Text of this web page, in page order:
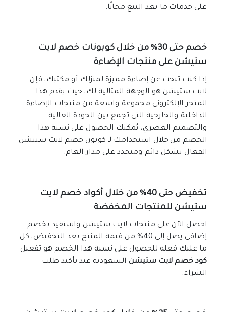
على خدمات ما بعد البيع مجانًا.
خصم حتى 30% من خلال كوبونات خصم لايت
ستيشن على منتجات الإضاءة
إذا كنت تبحث عن إضاءة مميزة لمنزلك أو مكتبك، فإن
لايت ستيشن هو الوجهة المثالية لك، حيث يقدم هذا
المتجر الإلكتروني مجموعة واسعة من منتجات الإضاءة
الداخلية والخارجية التي تجمع بين الجودة العالية
والتصميم العصري، يُمكنك الحصول على نسبة هذا
الخصم من خلال استخدامك لـ كوبون خصم لايت ستيشن
الفعال بشكل دائم ومتجدد على مدار العام.
تخفيض حتى 40% من خلال أكواد خصم لايت
ستيشن للمنتجات المخفضة
احصل الآن على منتجات لايت ستيشن واستفيد بخصم
إضافي يصل إلى 40% من قيمة المنتج بعد التخفيض، كل
ما عليك فعله للحصول على نسبة هذا الخصم هو تفعيل
كود خصم لايت ستيشن السعودية عند تأكيد طلب
الشراء.